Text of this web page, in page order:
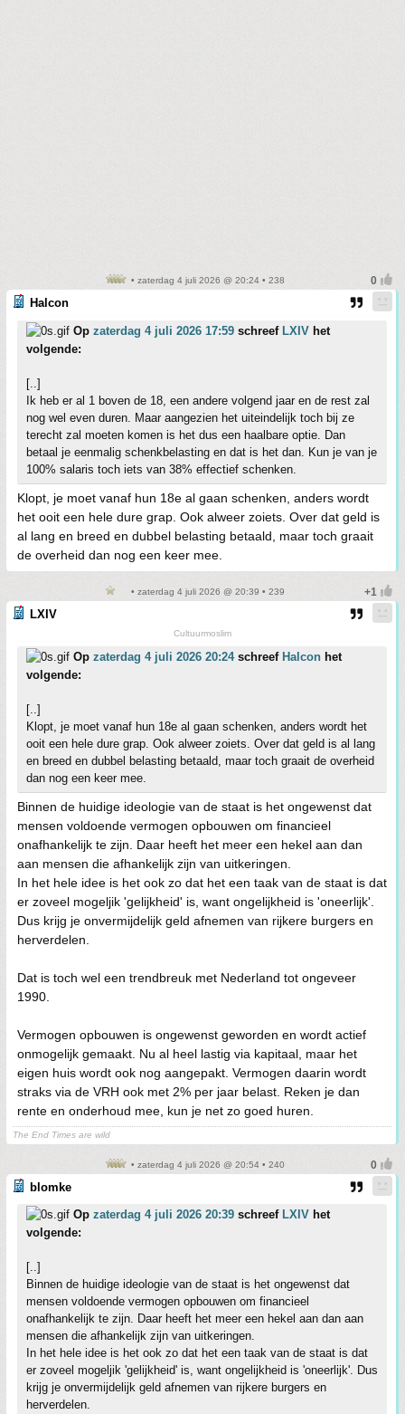
• zaterdag 4 juli 2026 @ 20:24 • 238
Halcon
Op zaterdag 4 juli 2026 17:59 schreef LXIV het
volgende:
[..]
Ik heb er al 1 boven de 18, een andere volgend jaar en de rest zal
nog wel even duren. Maar aangezien het uiteindelijk toch bij ze
terecht zal moeten komen is het dus een haalbare optie. Dan
betaal je eenmalig schenkbelasting en dat is het dan. Kun je van je
100% salaris toch iets van 38% effectief schenken.
Klopt, je moet vanaf hun 18e al gaan schenken, anders wordt
het ooit een hele dure grap. Ook alweer zoiets. Over dat geld is
al lang en breed en dubbel belasting betaald, maar toch graait
de overheid dan nog een keer mee.
• zaterdag 4 juli 2026 @ 20:39 • 239
LXIV
Cultuurmoslim
Op zaterdag 4 juli 2026 20:24schreef Halcon het
volgende:
[..]
Klopt, je moet vanaf hun 18e al gaan schenken, anders wordt het
ooit een hele dure grap. Ook alweer zoiets. Over dat geld is al lang
en breed en dubbel belasting betaald, maar toch graait de overheid
dan nog een keer mee.
Binnen de huidige ideologie van de staat is het ongewenst dat
mensen voldoende vermogen opbouwen om financieel
onafhankelijk te zijn. Daar heeft het meer een hekel aan dan
aan mensen die afhankelijk zijn van uitkeringen.
In het hele idee is het ook zo dat het een taak van de staat is dat
er zoveel mogeljik 'gelijkheid' is, want ongelijkheid is 'oneerlijk'.
Dus krijg je onvermijdelijk geld afnemen van rijkere burgers en
herverdelen.
Dat is toch wel een trendbreuk met Nederland tot ongeveer
1990.
Vermogen opbouwen is ongewenst geworden en wordt actief
onmogelijk gemaakt. Nu al heel lastig via kapitaal, maar het
eigen huis wordt ook nog aangepakt. Vermogen daarin wordt
straks via de VRH ook met 2% per jaar belast. Reken je dan
rente en onderhoud mee, kun je net zo goed huren.
The End Times are wild
• zaterdag 4 juli 2026 @ 20:54 • 240
blomke
Op zaterdag 4 juli 2026 20:39 schreef LXIV het
volgende:
[..]
Binnen de huidige ideologie van de staat is het ongewenst dat
mensen voldoende vermogen opbouwen om financieel
onafhankelijk te zijn. Daar heeft het meer een hekel aan dan aan
mensen die afhankelijk zijn van uitkeringen.
In het hele idee is het ook zo dat het een taak van de staat is dat
er zoveel mogeljik 'gelijkheid' is, want ongelijkheid is 'oneerlijk'. Dus
krijg je onvermijdelijk geld afnemen van rijkere burgers en
herverdelen.